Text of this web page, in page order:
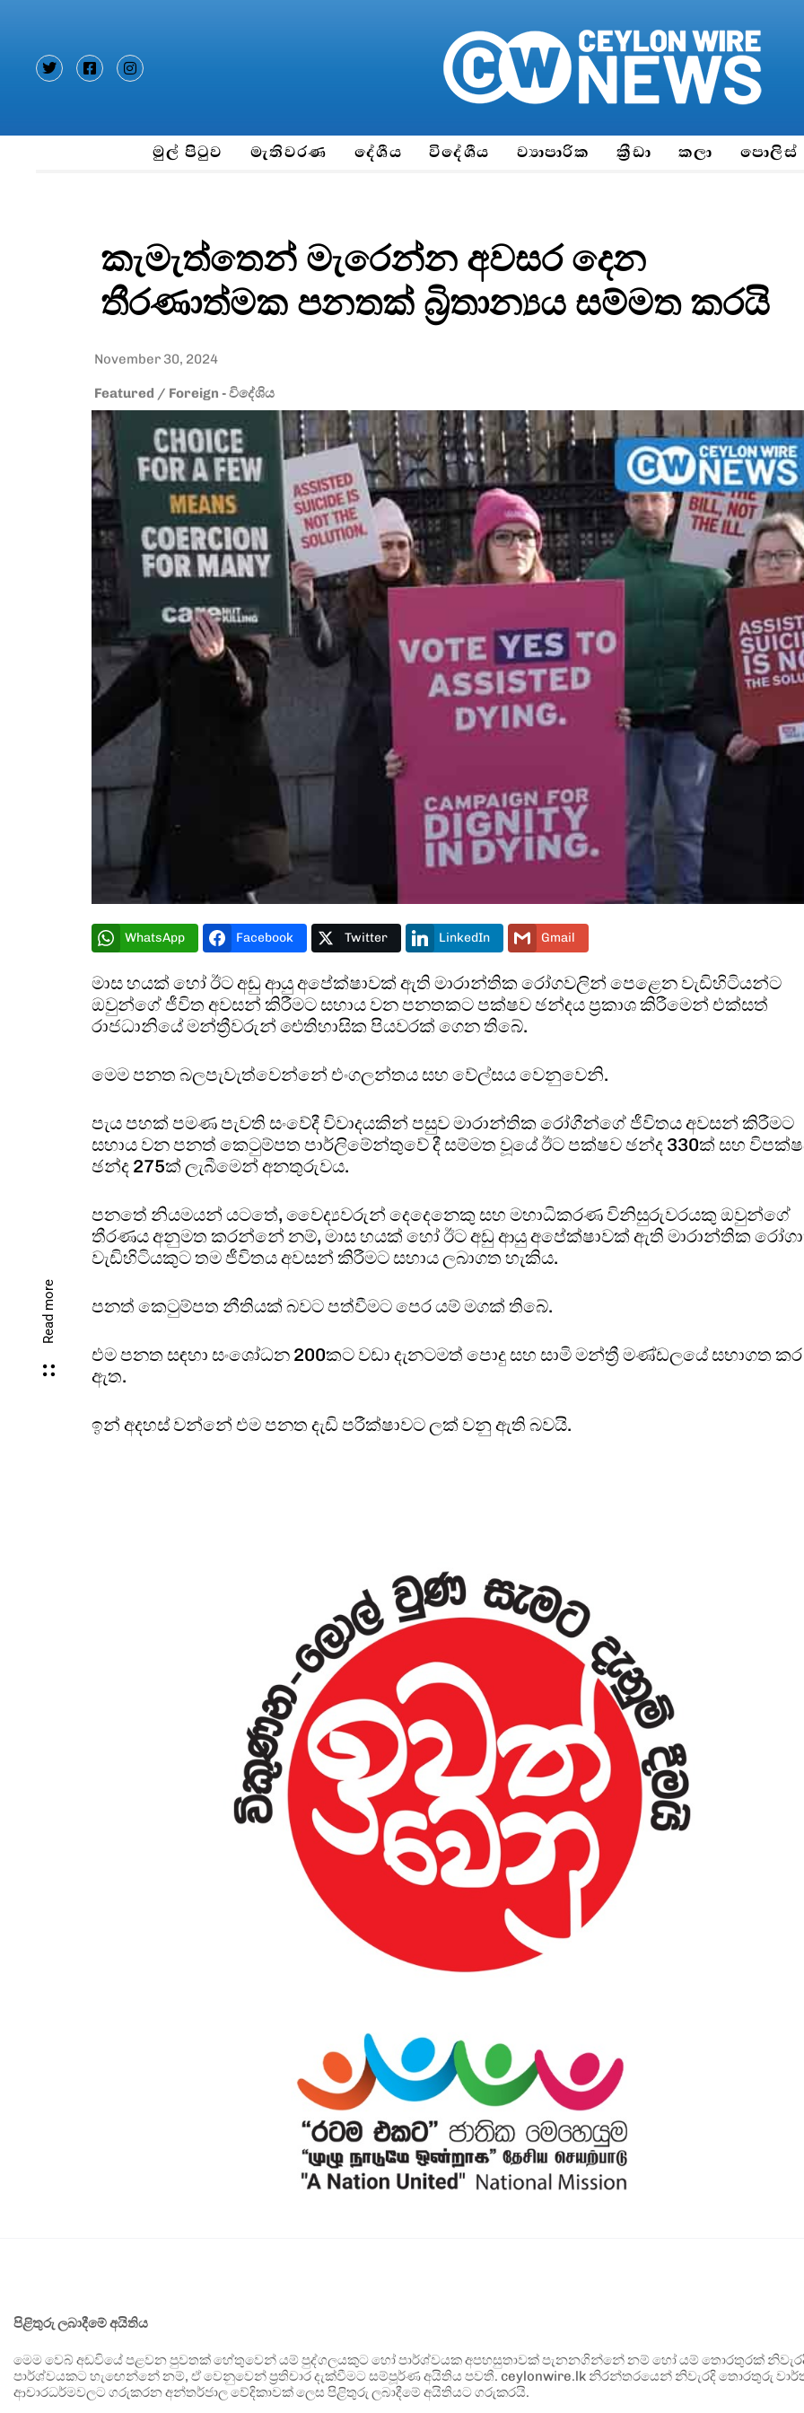
මුල් පිටුව මැතිවරණ දේශීය විදේශීය ව්‍යාපාරික ක්‍රීඩා කලා පොලිස්
Read more
කැමැත්තෙන් මැරෙන්න අවසර දෙන
තීරණාත්මක පනතක් බ්‍රිතාන්‍යය සම්මත කරයි
November 30, 2024
Featured / Foreign - විදේශිය
WhatsApp Facebook Twitter LinkedIn Gmail
මාස හයක් හෝ ඊට අඩු ආයු අපේක්ෂාවක් ඇති මාරාන්තික රෝගවලින් පෙළෙන වැඩිහිටියන්ට
ඔවුන්ගේ ජීවිත අවසන් කිරීමට සහාය වන පනතකට පක්ෂව ඡන්දය ප්‍රකාශ කිරීමෙන් එක්සත්
රාජධානියේ මන්ත්‍රීවරුන් ඓතිහාසික පියවරක් ගෙන තිබේ.
මෙම පනත බලපැවැත්වෙන්නේ එංගලන්තය සහ වේල්සය වෙනුවෙනි.
පැය පහක් පමණ පැවති සංවේදී විවාදයකින් පසුව මාරාන්තික රෝගීන්ගේ ජීවිතය අවසන් කිරීමට
සහාය වන පනත් කෙටුම්පත පාර්ලිමේන්තුවේ දී සම්මත වූයේ ඊට පක්ෂව ඡන්ද 330ක් සහ
ඡන්ද 275ක් ලැබීමෙන් අනතුරුවය.
පනතේ නියමයන් යටතේ, වෛද්‍යවරුන් දෙදෙනෙකු සහ මහාධිකරණ විනිසුරුවරයකු ඔවුන්ගේ
තීරණය අනුමත කරන්නේ නම්, මාස හයක් හෝ ඊට අඩු ආයු අපේක්ෂාවක් ඇති මාරාන්තික
වැඩිහිටියකුට තම ජීවිතය අවසන් කිරීමට සහාය ලබාගත හැකිය.
පනත් කෙටුම්පත නීතියක් බවට පත්වීමට පෙර යම් මගක් තිබේ.
එම පනත සඳහා සංශෝධන 200කට වඩා දැනටමත් පොදු සහ සාමි මන්ත්‍රී මණ්ඩලයේ සභාගත කර
ඇත.
ඉන් අදහස් වන්නේ එම පනත දැඩි පරීක්ෂාවට ලක් වනු ඇති බවයි.
පිළිතුරු ලබාදීමේ අයිතිය
මෙම වෙබ් අඩවියේ පළවන පුවතක් හේතුවෙන් යම් පුද්ගලයකුට හෝ පාර්ශ්වයක අපහසුතාවක් පැනනගින්නේ නම් හෝ යම් තොරතුරක්
පාර්ශ්වයකට හැඟෙන්නේ නම්, ඒ වෙනුවෙන් ප්‍රතිචාර දැක්වීමට සම්පූර්ණ අයිතිය පවතී. ceylonwire.lk නිරන්තරයෙන් නිවැරදි තොරතුරු
ආචාරධර්මවලට ගරුකරන අන්තර්ජාල වේදිකාවක් ලෙස පිළිතුරු ලබාදීමේ අයිතියට ගරුකරයි.